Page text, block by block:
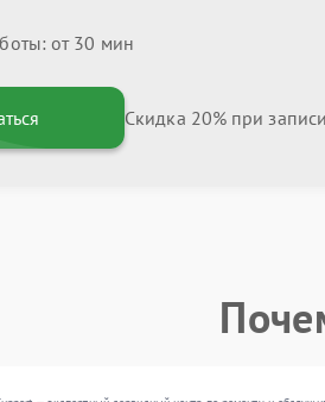
от 30 мин
Скидка 20% при